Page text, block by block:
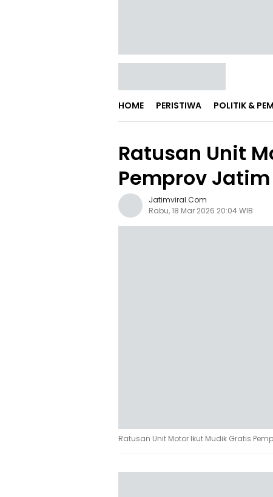
HOME PERISTIWA POLITIK &
Ratusan Unit
Pemprov Jatim
Jatimviral.com
Rabu, 18 Mar 2026 20:04 WIB
Ratusan Unit Motor Ikut Mudik Gratis